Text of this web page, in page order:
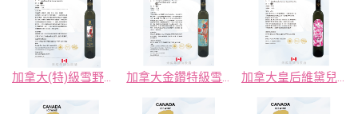
加拿大(特)級雪野瑞斯琳白冰釀酒 加拿大金鑽特級雪野五合一紅冰釀酒 加拿大皇后維黛兒晚收冰釀酒